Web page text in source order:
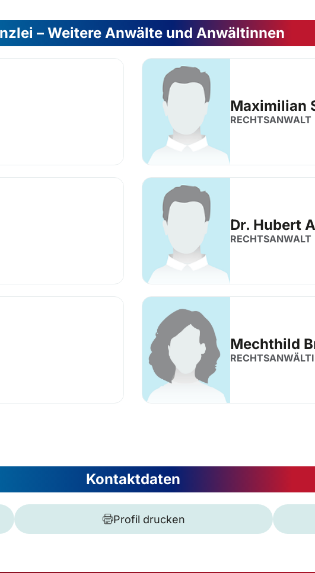
– Weitere Anwälte und Anwältinnen
Maximilian
RECHTSANWALT
Dr. Hubert
RECHTSANWALT
Mechthild
Kontaktdaten
Profil drucken